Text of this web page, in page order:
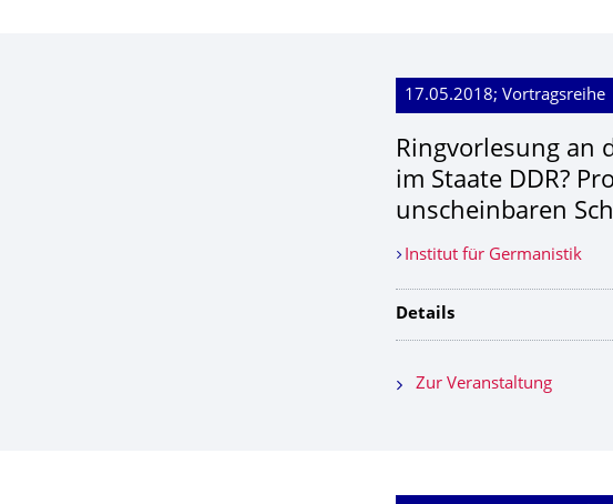
17.05.2018; Vortragsreihe
Ringvorlesung an
im Staate DDR?
unscheinbaren
Institut für Germanistik
Details
Zur Veranstaltung